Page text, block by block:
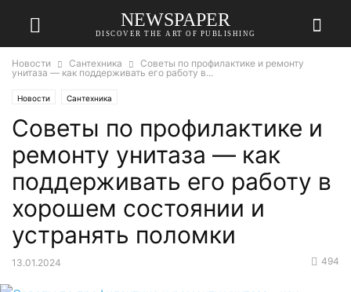
NEWSPAPER
DISCOVER THE ART OF PUBLISHING
Новости Сантехника
Советы по профилактике и ремонту
унитаза — как поддерживать его работу в...
Новости Сантехника
Советы по профилактике и
ремонту унитаза — как
поддерживать его работу в
хорошем состоянии и
устранять поломки
13.01.2024 494